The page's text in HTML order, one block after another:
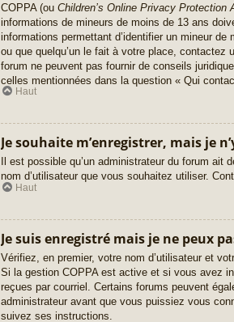
COPPA (ou Children’s Online Privacy Protection
informations de mineurs de moins de 13 ans
informations permettant d’identifier un mineur
ou que quelqu’un le fait à votre place,
forum ne peuvent pas fournir de conseils
celles mentionnées dans la question « Qui
Haut
Je souhaite m’enregistrer, mais je
Il est possible qu’un administrateur du forum
nom d’utilisateur que vous souhaitez utiliser.
Haut
Je suis enregistré mais je ne peux
Vérifiez, en premier, votre nom d’utilisateur et
Si la gestion COPPA est active et si vous avez
reçues par courriel. Certains forums peuvent
administrateur avant que vous puissiez vous
suivez ses instructions.